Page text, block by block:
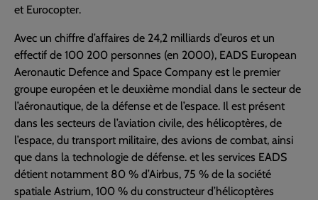
et Eurocopter.
Avec un chiffre d’affaires de 24,2 milliards d’euros et un
effectif de 100 200 personnes (en 2000), EADS European
Aeronautic Defence and Space Company est le premier
groupe européen et le deuxième mondial dans le secteur de
l’aéronautique, de la défense et de l’espace. Il est présent
dans les secteurs de l’aviation civile, des hélicoptères, de
l’espace, du transport militaire, des avions de combat, ainsi
que dans la technologie de défense. et les services EADS
détient notamment 80 % d’Airbus, 75 % de la société
spatiale Astrium, 100 % du constructeur d’hélicoptères